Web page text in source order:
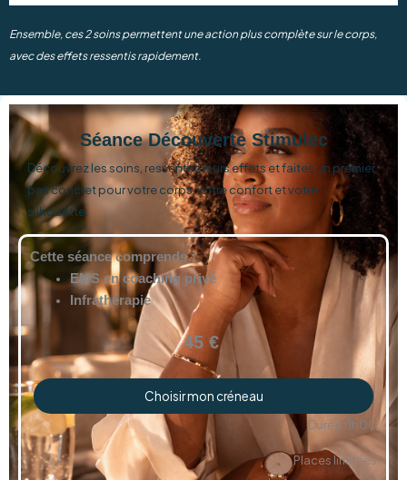
Ensemble, ces 2 soins permettent une action plus complète sur le corps,
avec des effets ressentis rapidement.
Séance Découverte Stimulec
Découvrez les soins, ressentez leurs effets et faites un premier
pas concret pour votre corps, votre confort et votre
silhouette.
Cette séance comprends :
EMS en coaching privé
Infrathérapie
45 €
Choisir mon créneau
Durée : 1h00
Places limitées